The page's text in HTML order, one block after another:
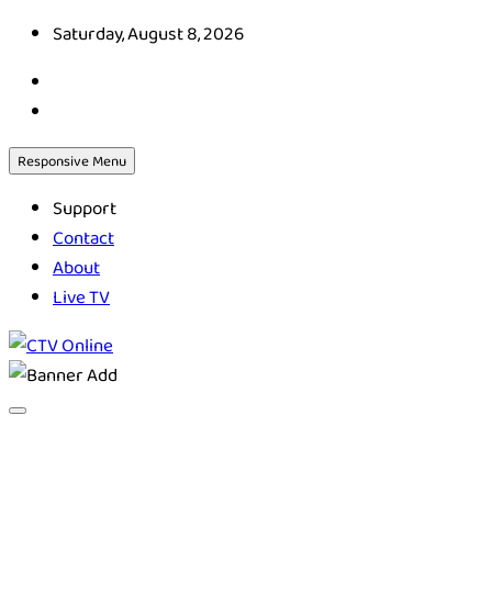
Skip
content
Saturday, August 8, 2026
Responsive Menu
Support
Contact
About
Live TV
CTV Online